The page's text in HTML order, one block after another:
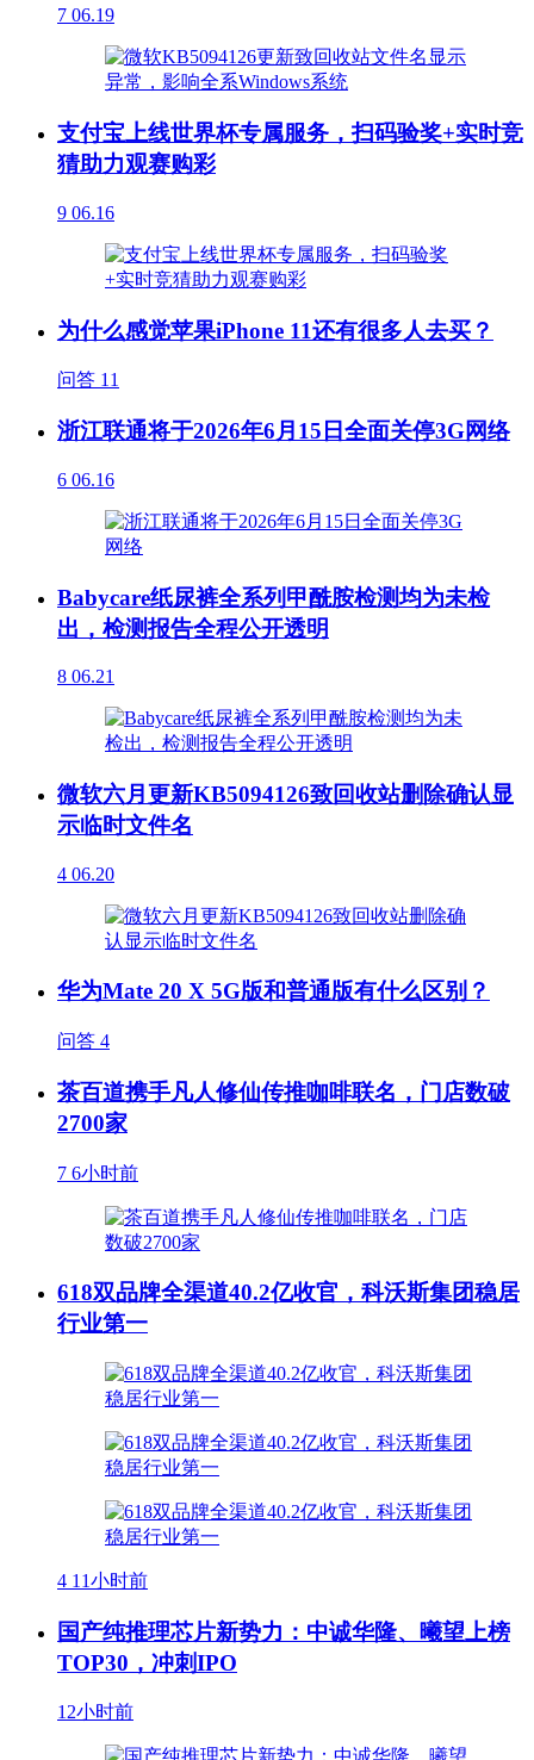
7 06.19
支付宝上线世界杯专属服务，扫码验奖+实时竞
猜助力观赛购彩
9 06.16
为什么感觉苹果iPhone 11还有很多人去买？
问答 11
浙江联通将于2026年6月15日全面关停3G网络
6 06.16
Babycare纸尿裤全系列甲酰胺检测均为未检
出，检测报告全程公开透明
8 06.21
微软六月更新KB5094126致回收站删除确认显
示临时文件名
4 06.20
华为Mate 20 X 5G版和普通版有什么区别？
问答 4
茶百道携手凡人修仙传推咖啡联名，门店数破
2700家
7 6小时前
618双品牌全渠道40.2亿收官，科沃斯集团稳居
行业第一
4 11小时前
国产纯推理芯片新势力：中诚华隆、曦望上榜
TOP30，冲刺IPO
12小时前